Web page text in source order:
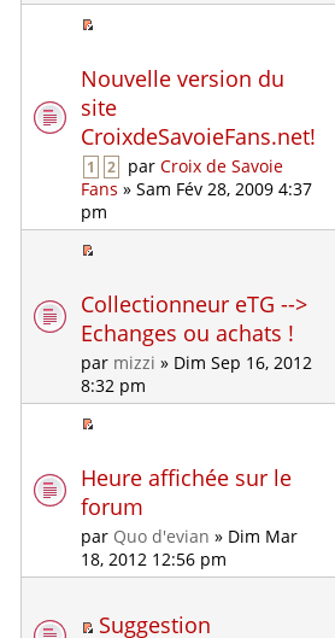
Nouvelle version du
site
CroixdeSavoieFans.net!
1 2 parCroix de Savoie
Fans » Sam Fév 28, 2009 4:37
pm
Collectionneur eTG -->
Echanges ou achats !
par mizzi » Dim Sep 16, 2012
8:32 pm
Heure affichée sur le
forum
par Quo d'evian » Dim Mar
18, 2012 12:56 pm
Suggestion